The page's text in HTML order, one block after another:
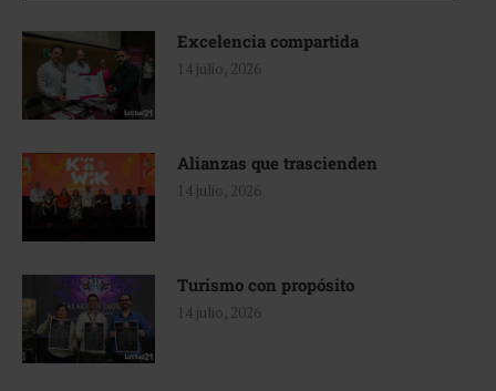
Excelencia compartida
14 julio, 2026
Alianzas que trascienden
14 julio, 2026
Turismo con propósito
14 julio, 2026